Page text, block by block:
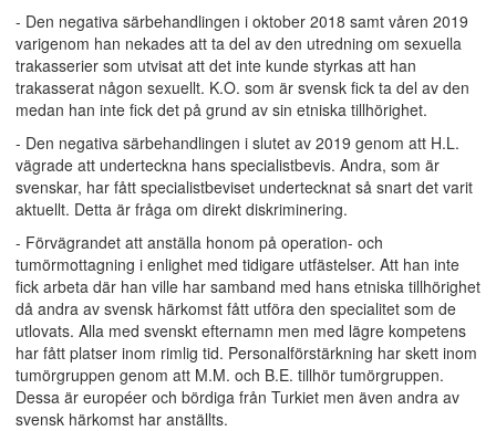
- Den negativa särbehandlingen i oktober 2018 samt våren 2019
varigenom han nekades att ta del av den utredning om sexuella
trakasserier som utvisat att det inte kunde styrkas att han
trakasserat någon sexuellt. K.O. som är svensk fick ta del av den
medan han inte fick det på grund av sin etniska tillhörighet.
- Den negativa särbehandlingen i slutet av 2019 genom att H.L.
vägrade att underteckna hans specialistbevis. Andra, som är
svenskar, har fått specialistbeviset undertecknat så snart det varit
aktuellt. Detta är fråga om direkt diskriminering.
- Förvägrandet att anställa honom på operation- och
tumörmottagning i enlighet med tidigare utfästelser. Att han inte
fick arbeta där han ville har samband med hans etniska tillhörighet
då andra av svensk härkomst fått utföra den specialitet som de
utlovats. Alla med svenskt efternamn men med lägre kompetens
har fått platser inom rimlig tid. Personalförstärkning har skett inom
tumörgruppen genom att M.M. och B.E. tillhör tumörgruppen.
Dessa är européer och bördiga från Turkiet men även andra av
svensk härkomst har anställts.